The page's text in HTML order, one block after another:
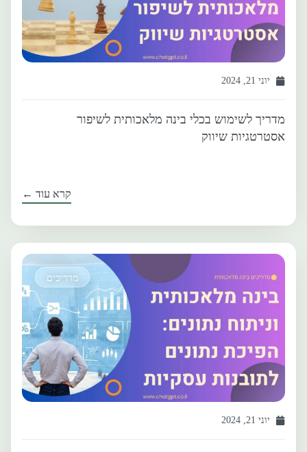
יוני 21, 2024
מדריך לשימוש בכלי בינה מלאכותית לשיפור
אסטרטגיות שיווק
קרא עוד ←
יוני 21, 2024
מדריכים